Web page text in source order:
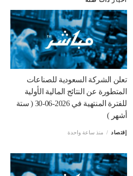
تعلن الشركة السعودية للصناعات
المتطورة عن النتائج المالية الأولية
للفترة المنتهية في 2026-06-30 ( ستة
أشهر )
إقتصاد منذ ساعة واحدة